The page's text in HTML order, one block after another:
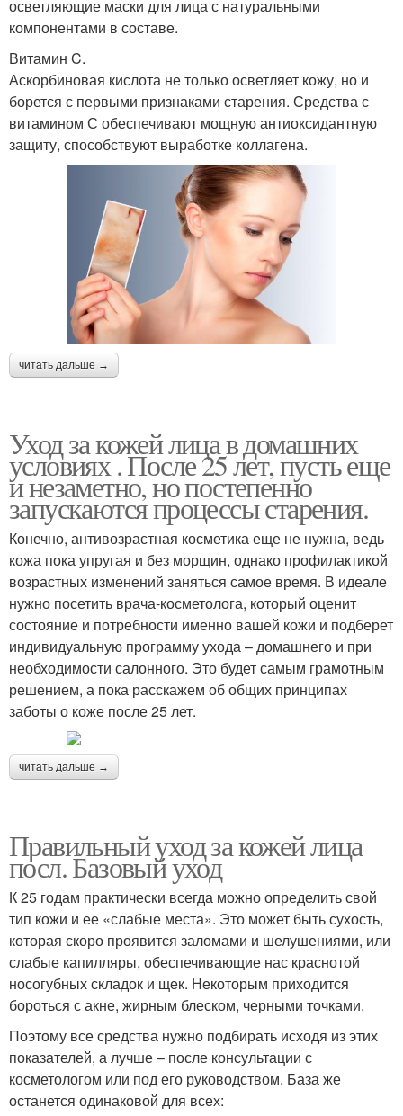
осветляющие маски для лица с натуральными
компонентами в составе.
Витамин C.
Аскорбиновая кислота не только осветляет кожу, но и
борется с первыми признаками старения. Средства с
витамином С обеспечивают мощную антиоксидантную
защиту, способствуют выработке коллагена.
читать дальше →
Уход за кожей лица в домашних
условиях . После 25 лет, пусть еще
и незаметно, но постепенно
запускаются процессы старения.
Конечно, антивозрастная косметика еще не нужна, ведь
кожа пока упругая и без морщин, однако профилактикой
возрастных изменений заняться самое время. В идеале
нужно посетить врача-косметолога, который оценит
состояние и потребности именно вашей кожи и подберет
индивидуальную программу ухода – домашнего и при
необходимости салонного. Это будет самым грамотным
решением, а пока расскажем об общих принципах
заботы о коже после 25 лет.
читать дальше →
Правильный уход за кожей лица
посл. Базовый уход
К 25 годам практически всегда можно определить свой
тип кожи и ее «слабые места». Это может быть сухость,
которая скоро проявится заломами и шелушениями, или
слабые капилляры, обеспечивающие нас краснотой
носогубных складок и щек. Некоторым приходится
бороться с акне, жирным блеском, черными точками.
Поэтому все средства нужно подбирать исходя из этих
показателей, а лучше – после консультации с
косметологом или под его руководством. База же
останется одинаковой для всех: